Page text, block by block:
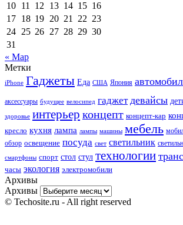
10 11 12 13 14 15 16
17 18 19 20 21 22 23
24 25 26 27 28 29 30
31
« Мар
Метки
iPhone Гаджеты Еда США Япония
аксессуары будущее велосипед гаджет девайсы
здоровье интерьер концепт концепт-кар
кресло кухня лампа лампы машины мебель
обзор освещение посуда свет светильник
смартфоны спорт стол стул технологии
часы экология электромобили
Архивы
Архивы
© Techosite.ru - All right reserved